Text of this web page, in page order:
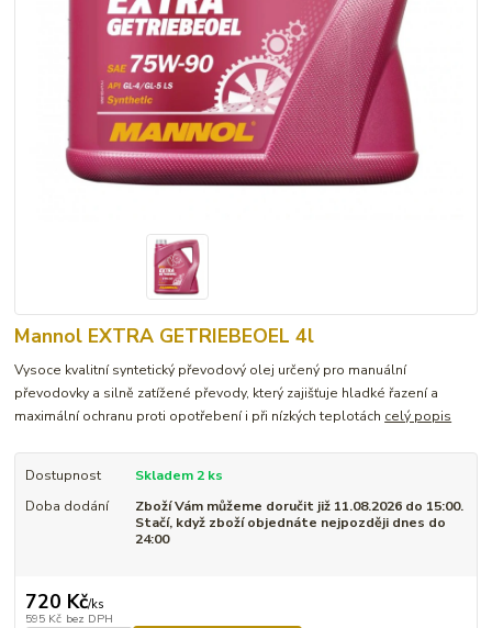
Mannol EXTRA GETRIEBEOEL 4l
Vysoce kvalitní syntetický převodový olej určený pro manuální
převodovky a silně zatížené převody, který zajišťuje hladké řazení a
maximální ochranu proti opotřebení i při nízkých teplotách celý popis
Dostupnost
Skladem 2 ks
Doba dodání
Zboží Vám můžeme doručit již 11.08.2026 do 15:00.
Stačí, když zboží objednáte nejpozději dnes do
24:00
720 Kč/ks
595 Kč bez DPH